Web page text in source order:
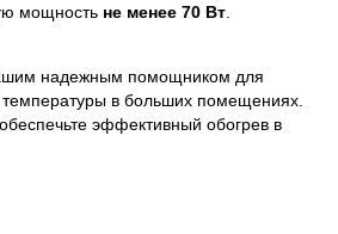
мощность не менее 70 Вт
надежным помощником для
в больших помещениях.
эффективный обогрев в